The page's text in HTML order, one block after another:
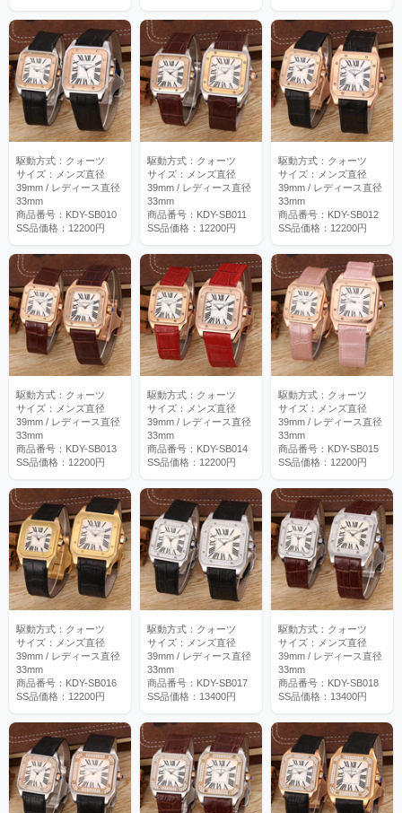
駆動方式：クォーツ
サイズ：メンズ直径
39mm / レディース直径
33mm
商品番号：KDY-SB010
SS品価格：12200円
駆動方式：クォーツ
サイズ：メンズ直径
39mm / レディース直径
33mm
商品番号：KDY-SB011
SS品価格：12200円
駆動方式：クォーツ
サイズ：メンズ直径
39mm / レディース直径
33mm
商品番号：KDY-SB012
SS品価格：12200円
駆動方式：クォーツ
サイズ：メンズ直径
39mm / レディース直径
33mm
商品番号：KDY-SB013
SS品価格：12200円
駆動方式：クォーツ
サイズ：メンズ直径
39mm / レディース直径
33mm
商品番号：KDY-SB014
SS品価格：12200円
駆動方式：クォーツ
サイズ：メンズ直径
39mm / レディース直径
33mm
商品番号：KDY-SB015
SS品価格：12200円
駆動方式：クォーツ
サイズ：メンズ直径
39mm / レディース直径
33mm
商品番号：KDY-SB016
SS品価格：12200円
駆動方式：クォーツ
サイズ：メンズ直径
39mm / レディース直径
33mm
商品番号：KDY-SB017
SS品価格：13400円
駆動方式：クォーツ
サイズ：メンズ直径
39mm / レディース直径
33mm
商品番号：KDY-SB018
SS品価格：13400円